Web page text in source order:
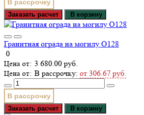
В рассрочку
Заказать расчет В корзину
Гранитная ограда на могилу О128
0
3 680.00 руб.
В рассрочку: от 306.67 руб.
В рассрочку
Заказать расчет В корзину